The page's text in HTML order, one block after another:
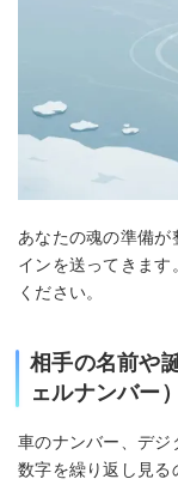
あなたの魂の準備
インを送ってきま
ください。
相手の名前や
ェルナンバー
車のナンバー、デジ
数字を繰り返し見る